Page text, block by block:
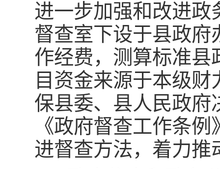
进一步加强和改进
督查室下设于县政
作经费，测算标准县
目资金来源于本级
保县委、县人民政府
《政府督查工作条
进督查方法，着力